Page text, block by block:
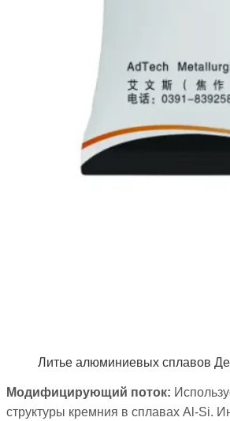
Литье алюминиевых сплавов
Модифицирующий поток:
структуры кремния в сплавах Al-Si.